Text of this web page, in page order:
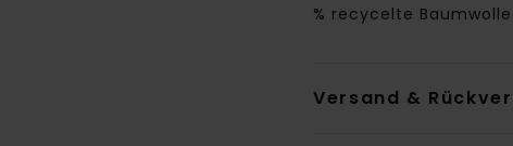
% recycelte Baumwolle
Versand &